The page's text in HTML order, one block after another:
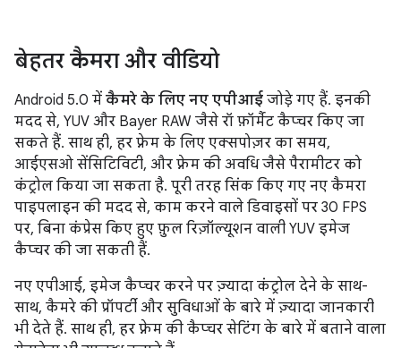
बेहतर कैमरा और वीडियो
Android 5.0 में कैमरे के लिए नए एपीआई जोड़े गए हैं. इनकी
मदद से, YUV और Bayer RAW जैसे रॉ फ़ॉर्मैट कैप्चर किए जा
सकते हैं. साथ ही, हर फ़्रेम के लिए एक्सपोज़र का समय,
आईएसओ सेंसिटिविटी, और फ़्रेम की अवधि जैसे पैरामीटर को
कंट्रोल किया जा सकता है. पूरी तरह सिंक किए गए नए कैमरा
पाइपलाइन की मदद से, काम करने वाले डिवाइसों पर 30 FPS
पर, बिना कंप्रेस किए हुए फ़ुल रिज़ॉल्यूशन वाली YUV इमेज
कैप्चर की जा सकती हैं.
नए एपीआई, इमेज कैप्चर करने पर ज़्यादा कंट्रोल देने के साथ-
साथ, कैमरे की प्रॉपर्टी और सुविधाओं के बारे में ज़्यादा जानकारी
भी देते हैं. साथ ही, हर फ़्रेम की कैप्चर सेटिंग के बारे में बताने वाला